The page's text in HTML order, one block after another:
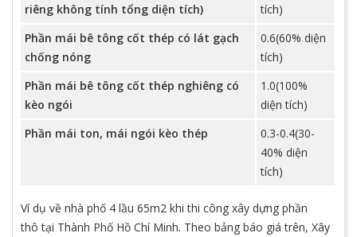
riêng không tính tổng diện tích)
tích)
Phần mái bê tông cốt thép có lát gạch
chống nóng
0.6(60% diện
tích)
Phần mái bê tông cốt thép nghiêng có
kèo ngói
1.0(100%
diện tích)
Phần mái ton, mái ngói kèo thép
0.3-0.4(30-
40% diện
tích)
Ví dụ về nhà phố 4 lầu 65m2 khi thi công xây dựng phần
thô tại Thành Phố Hồ Chí Minh. Theo bảng báo giá trên, Xây